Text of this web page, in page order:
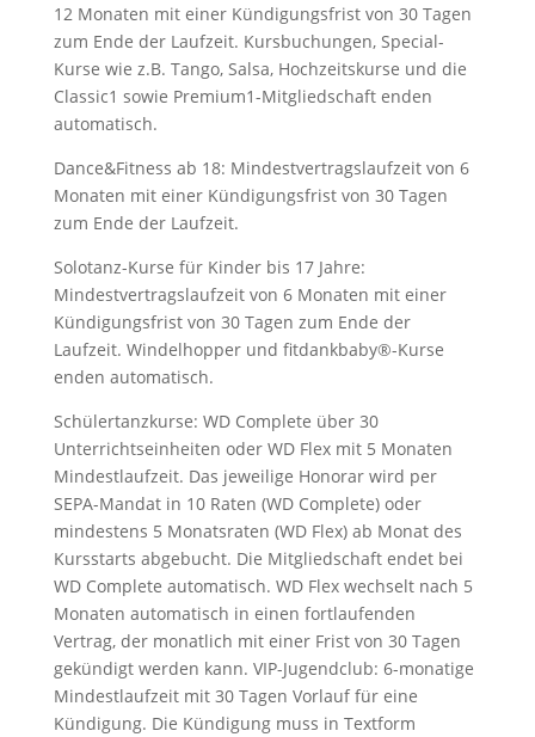
12 Monaten mit einer Kündigungsfrist von 30 Tagen
zum Ende der Laufzeit. Kursbuchungen, Special-
Kurse wie z.B. Tango, Salsa, Hochzeitskurse und die
Classic1 sowie Premium1-Mitgliedschaft enden
automatisch.
Dance&Fitness ab 18: Mindestvertragslaufzeit von 6
Monaten mit einer Kündigungsfrist von 30 Tagen
zum Ende der Laufzeit.
Solotanz-Kurse für Kinder bis 17 Jahre:
Mindestvertragslaufzeit von 6 Monaten mit einer
Kündigungsfrist von 30 Tagen zum Ende der
Laufzeit. Windelhopper und fitdankbaby®-Kurse
enden automatisch.
Schülertanzkurse: WD Complete über 30
Unterrichtseinheiten oder WD Flex mit 5 Monaten
Mindestlaufzeit. Das jeweilige Honorar wird per
SEPA-Mandat in 10 Raten (WD Complete) oder
mindestens 5 Monatsraten (WD Flex) ab Monat des
Kursstarts abgebucht. Die Mitgliedschaft endet bei
WD Complete automatisch. WD Flex wechselt nach 5
Monaten automatisch in einen fortlaufenden
Vertrag, der monatlich mit einer Frist von 30 Tagen
gekündigt werden kann. VIP-Jugendclub: 6-monatige
Mindestlaufzeit mit 30 Tagen Vorlauf für eine
Kündigung. Die Kündigung muss in Textform